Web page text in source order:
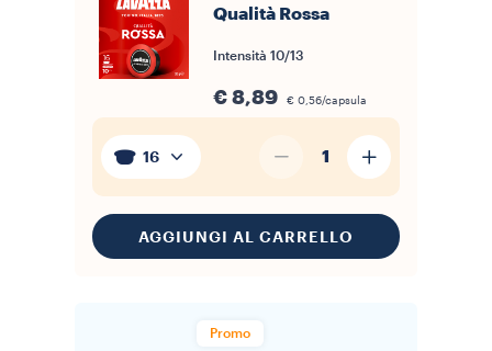
Qualità Rossa
Intensità 10/13
€ 8,89 € 0,56/capsula
16 1
AGGIUNGI AL CARRELLO
Promo